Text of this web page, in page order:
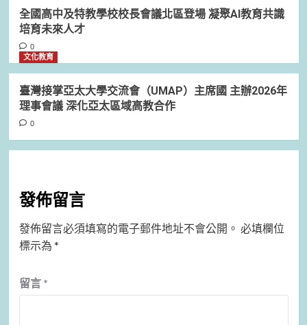
全國高中及特教學校校長會議北區登場 凝聚AI教育共識
培育未來人才
0
文化教育
臺灣接掌亞太大學交流會（UMAP）主席國 主辦2026年
理事會議 深化亞太區域高教合作
0
發佈留言
發佈留言必須填寫的電子郵件地址不會公開。 必填欄位
標示為 *
留言 *